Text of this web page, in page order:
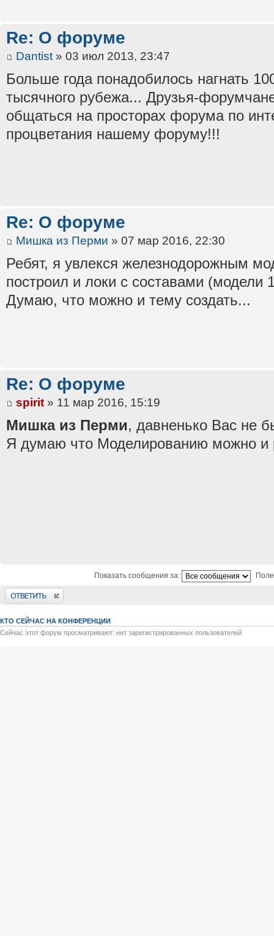
Re: О форуме
Dantist» 03 июл 2013, 23:47
Больше года понадобилось нагнать
тысячного рубежа... Друзья-
общаться на просторах форума по
процветания нашему форуму!!!
Re: О форуме
Мишка из Перми » 07 мар 2016, 22:30
Ребят, я увлекся железнодорожным
построил и локи с составами (модели
Думаю, что можно и тему создать...
Re: О форуме
spirit » 11 мар 2016, 15:19
Мишка из Перми, давненько Вас не
Я думаю что Моделированию можно и
Показать сообщения за:
Ответить
КТО СЕЙЧАС НА КОНФЕРЕНЦИИ
Сейчас этот форум просматривают: нет зарегистрированных пользователей